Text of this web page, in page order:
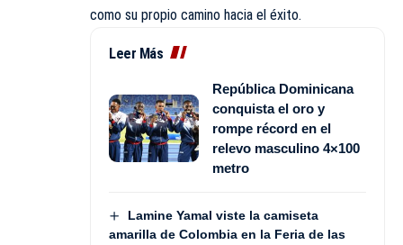
como su propio camino hacia el éxito.
Leer Más
República Dominicana
conquista el oro y
rompe récord en el
relevo masculino 4×100
metro
Lamine Yamal viste la camiseta
amarilla de Colombia en la Feria de las